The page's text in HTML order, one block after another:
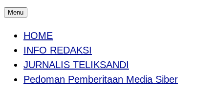
Menu
HOME
INFO REDAKSI
JURNALIS TELIKSANDI
Pedoman Pemberitaan Media Siber